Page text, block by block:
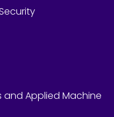
and Applied Machine